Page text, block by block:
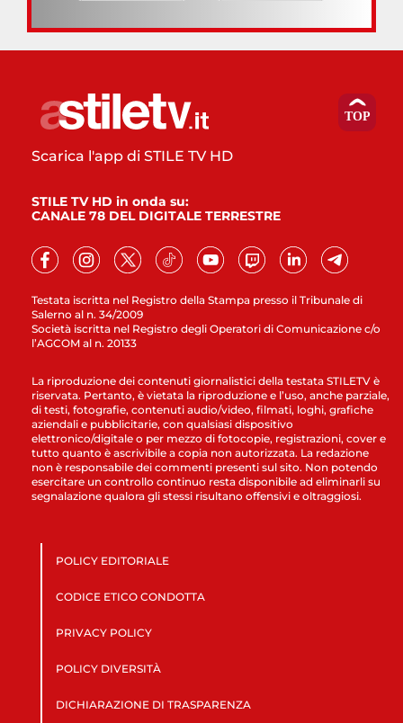
Testata iscritta nel Registro della Stampa presso il Tribunale di
Salerno al n. 34/2009
Società iscritta nel Registro degli Operatori di Comunicazione c/o
l’AGCOM al n. 20133
Scarica l'app di STILE TV HD
STILE TV HD in onda su:
CANALE 78 DEL DIGITALE TERRESTRE
La riproduzione dei contenuti giornalistici della testata STILETV è
riservata. Pertanto, è vietata la riproduzione e l’uso, anche parziale,
di testi, fotografie, contenuti audio/video, filmati, loghi, grafiche
aziendali e pubblicitarie, con qualsiasi dispositivo
elettronico/digitale o per mezzo di fotocopie, registrazioni, cover e
tutto quanto è ascrivibile a copia non autorizzata. La redazione
non è responsabile dei commenti presenti sul sito. Non potendo
esercitare un controllo continuo resta disponibile ad eliminarli su
segnalazione qualora gli stessi risultano offensivi e oltraggiosi.
POLICY EDITORIALE
CODICE ETICO CONDOTTA
PRIVACY POLICY
POLICY DIVERSITÀ
DICHIARAZIONE DI TRASPARENZA